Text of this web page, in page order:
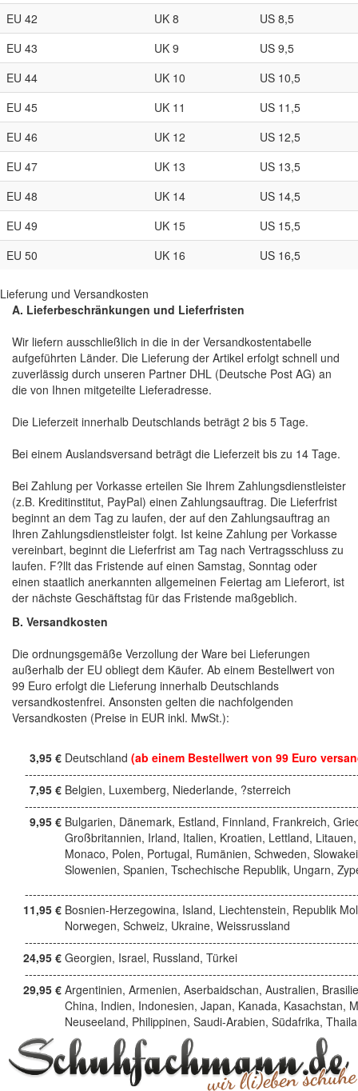
EU 42
UK 8
US 8,5
EU 43
UK 9
US 9,5
EU 44
UK 10
US 10,5
EU 45
UK 11
US 11,5
EU 46
UK 12
US 12,5
EU 47
UK 13
US 13,5
EU 48
UK 14
US 14,5
EU 49
UK 15
US 15,5
EU 50
UK 16 US 16,5
Lieferung und Versandkosten
A. Lieferbeschränkungen und Lieferfristen
Wir liefern ausschließlich in die in der Versandkostentabelle
aufgeführten Länder. Die Lieferung der Artikel erfolgt schnell und
zuverlässig durch unseren Partner DHL (Deutsche Post AG) an
die von Ihnen mitgeteilte Lieferadresse.
Die Lieferzeit innerhalb Deutschlands beträgt 2 bis 5 Tage.
Bei einem Auslandsversand beträgt die Lieferzeit bis zu 14 Tage.
Bei Zahlung per Vorkasse erteilen Sie Ihrem Zahlungsdienstleister
(z.B. Kreditinstitut, PayPal) einen Zahlungsauftrag. Die Lieferfrist
beginnt an dem Tag zu laufen, der auf den Zahlungsauftrag an
Ihren Zahlungsdienstleister folgt. Ist keine Zahlung per Vorkasse
vereinbart, beginnt die Lieferfrist am Tag nach Vertragsschluss zu
laufen. F?llt das Fristende auf einen Samstag, Sonntag oder
einen staatlich anerkannten allgemeinen Feiertag am Lieferort, ist
der nächste Geschäftstag für das Fristende maßgeblich.
B. Versandkosten
Die ordnungsgemäße Verzollung der Ware bei Lieferungen
außerhalb der EU obliegt dem Käufer. Ab einem Bestellwert von
99 Euro erfolgt die Lieferung innerhalb Deutschlands
versandkostenfrei. Ansonsten gelten die nachfolgenden
Versandkosten (Preise in EUR inkl. MwSt.):
3,95 € Deutschland (ab einem Bestellwert von 99 Euro
7,95 € Belgien, Luxemberg, Niederlande, ?sterreich
9,95 € Bulgarien, Dänemark, Estland, Finnland, Frankreich,
Großbritannien, Irland, Italien, Kroatien, Lettland, Litauen,
Monaco, Polen, Portugal, Rumänien, Schweden,
Slowenien, Spanien, Tschechische Republik, Ungarn,
11,95 € Bosnien-Herzegowina, Island, Liechtenstein, Republik
Norwegen, Schweiz, Ukraine, Weissrussland
24,95 € Georgien, Israel, Russland, Türkei
29,95 € Argentinien, Armenien, Aserbaidschan, Australien,
China, Indien, Indonesien, Japan, Kanada, Kasachstan,
Neuseeland, Philippinen, Saudi-Arabien, Südafrika,